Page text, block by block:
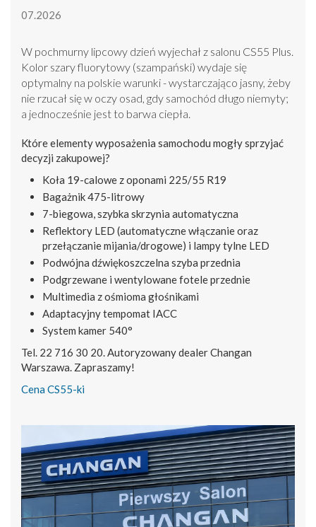
07.2026
W pochmurny lipcowy dzień wyjechał z salonu CS55 Plus.
Kolor szary fluorytowy (szampański) wydaje się
optymalny na polskie warunki - wystarczająco jasny, żeby
nie rzucał się w oczy osad, gdy samochód długo niemyty;
a jednocześnie jest to barwa ciepła.
Które elementy wyposażenia samochodu mogły sprzyjać
decyzji zakupowej?
Koła 19-calowe z oponami 225/55 R19
Bagażnik 475-litrowy
7-biegowa, szybka skrzynia automatyczna
Reflektory LED (automatyczne włączanie oraz
przełączanie mijania/drogowe) i lampy tylne LED
Podwójna dźwiękoszczelna szyba przednia
Podgrzewane i wentylowane fotele przednie
Multimedia z ośmioma głośnikami
Adaptacyjny tempomat IACC
System kamer 540°
Tel. 22 716 30 20. Autoryzowany dealer Changan
Warszawa. Zapraszamy!
Cena CS55-ki